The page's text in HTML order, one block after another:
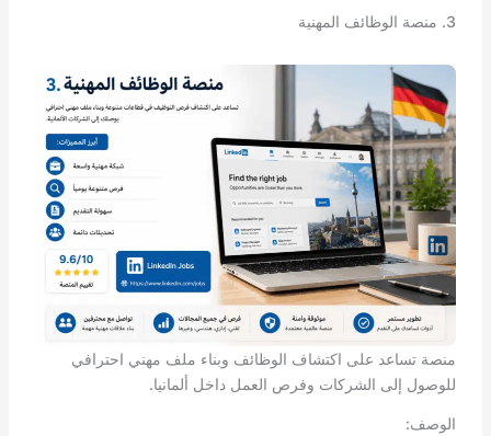
3. منصة الوظائف المهنية
منصة تساعد على اكتشاف الوظائف وبناء ملف مهني احترافي
للوصول إلى الشركات وفرص العمل داخل ألمانيا.
الوصف: